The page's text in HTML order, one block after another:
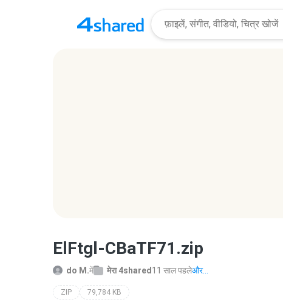
ElFtgl-CBaTF71.zip
do M.में मेरा 4shared 11 साल पहलेऔर...
ZIP 79,784 KB